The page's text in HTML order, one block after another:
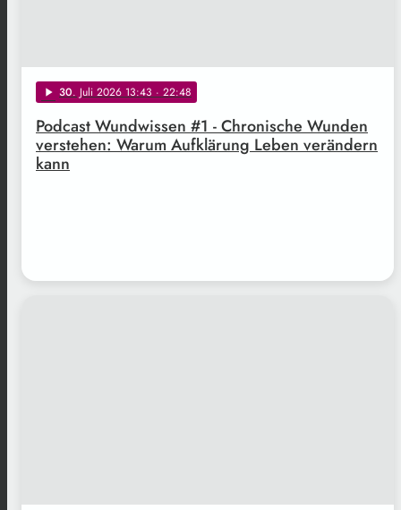
play_arrow 30. Juli 2026 13:43 · 22:48
Podcast Wundwissen #1 - Chronische Wunden
verstehen: Warum Aufklärung Leben verändern
kann